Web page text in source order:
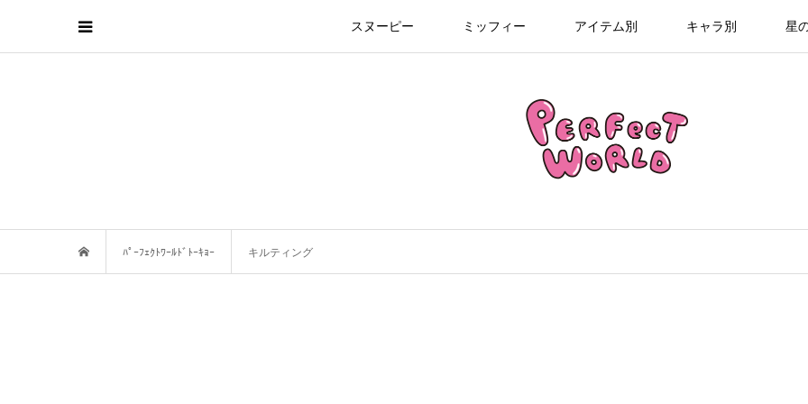
スヌーピー ミッフィー アイテム別 キャラ別 星
ﾊﾟｰﾌｪｸﾄﾜｰﾙﾄﾞﾄｰｷｮｰ キルティング